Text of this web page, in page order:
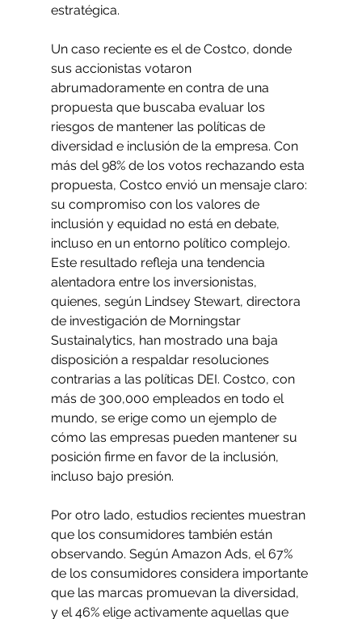
estratégica.
Un caso reciente es el de Costco, donde
sus accionistas votaron
abrumadoramente en contra de una
propuesta que buscaba evaluar los
riesgos de mantener las políticas de
diversidad e inclusión de la empresa. Con
más del 98% de los votos rechazando esta
propuesta, Costco envió un mensaje claro:
su compromiso con los valores de
inclusión y equidad no está en debate,
incluso en un entorno político complejo.
Este resultado refleja una tendencia
alentadora entre los inversionistas,
quienes, según Lindsey Stewart, directora
de investigación de Morningstar
Sustainalytics, han mostrado una baja
disposición a respaldar resoluciones
contrarias a las políticas DEI. Costco, con
más de 300,000 empleados en todo el
mundo, se erige como un ejemplo de
cómo las empresas pueden mantener su
posición firme en favor de la inclusión,
incluso bajo presión.
Por otro lado, estudios recientes muestran
que los consumidores también están
observando. Según Amazon Ads, el 67%
de los consumidores considera importante
que las marcas promuevan la diversidad,
y el 46% elige activamente aquellas que